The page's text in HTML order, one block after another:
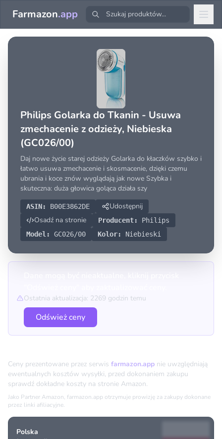
Farmazon.app
Philips Golarka do Tkanin - Usuwa
zmechacenie z odzieży, Niebieska
(GC026/00)
Daj nowe życie starej odzieży Golarka do kłaczków szybko i
łatwo usuwa zmechacenie i skosmacenie, dzięki czemu
ubrania i koce znów wyglądają jak nowe Szybka i
skuteczna: duża głowica goląca działa szy
ASIN: B00E3862DE
Udostępnij
Osadź na stronie
Producent:
Philips
Model:
GC026/00 Kolor: Niebieski
Ostatnia aktualizacja: 2269 godzin temu
Odśwież ceny
Ceny prezentowane przez serwis farmazon.app nie uwzględniają
ewentualnych kosztów wysyłki, przed dokonaniem zakupu
sprawdź dokładne koszty na stronie Amazon.
Jako Partner Amazon, farmazon.app otrzymuje prowizję za zakupy dokonane
przez linki afiliacyjne.
Polska